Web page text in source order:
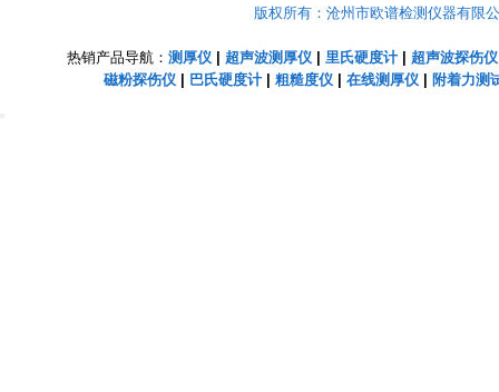
版权所有：沧州市欧谱检测仪器有限
热销产品导航： 测厚仪 | 超声波测厚仪 | 里氏硬度计| 超声波探伤仪
磁粉探伤仪| 巴氏硬度计| 粗糙度仪| 在线测厚仪| 附着力测